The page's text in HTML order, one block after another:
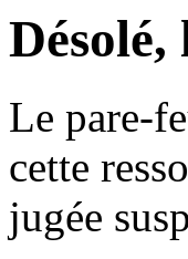
Désolé,
Le pare-
cette
jugée